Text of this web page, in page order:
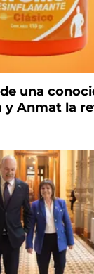
una
Anmat la